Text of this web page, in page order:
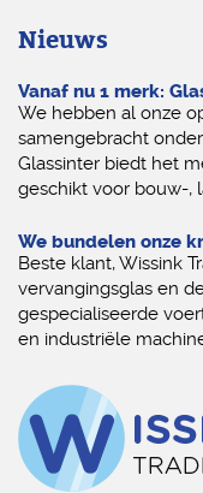
Nieuws
Vanaf nu 1 merk:
We hebben al onze
samengebracht
Glassinter biedt het
geschikt voor bouw-,
We bundelen onze
Beste klant, Wissink
vervangingsglas en
gespecialiseerde
en industriële